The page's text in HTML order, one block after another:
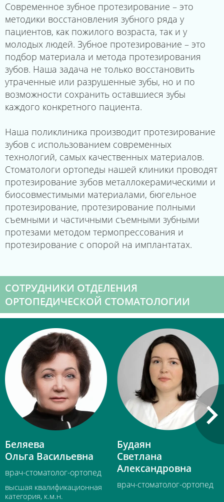
Современное зубное протезирование – это
методики восстановления зубного ряда у
пациентов, как пожилого возраста, так и у
молодых людей. Зубное протезирование – это
подбор материала и метода протезирования
зубов. Наша задача не только восстановить
утраченные или разрушенные зубы, но и по
возможности сохранить оставшиеся зубы
каждого конкретного пациента.
Наша поликлиника производит протезирование
зубов с использованием современных
технологий, самых качественных материалов.
Стоматологи ортопеды нашей клиники проводят
протезирование зубов металлокерамическими и
биосовместимыми материалами, бюгельное
протезирование, протезирование полными
съемными и частичными съемными зубными
протезами методом термопрессования и
протезирование с опорой на имплантатах.
СОТРУДНИКИ ОТДЕЛЕНИЯ
ОРТОПЕДИЧЕСКОЙ СТОМАТОЛОГИИ
Беляева
Ольга Васильевна
врач-стоматолог-ортопед
высшая квалификационная
категория, к.м.н.
Будаян
Светлана
Александровна
врач-стоматолог-ортопед